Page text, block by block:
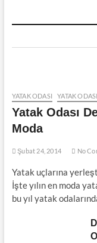
YATAK ODASI YATAK
Yatak Odası
Moda
Şubat 24, 2014 No
Yatak uçlarına
İşte yılın en moda
bu yıl yatak